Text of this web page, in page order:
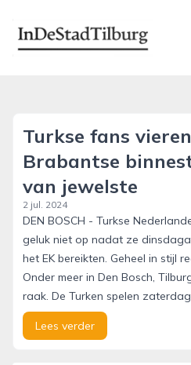
indestadtilburg.nl
Turkse fans
Brabantse
van jewelste
2 jul. 2024
DEN BOSCH - Turkse
geluk niet op nadat ze
het EK bereikten. Geheel in stijl
Onder meer in Den Bosch,
raak. De Turken spelen
Lees verder